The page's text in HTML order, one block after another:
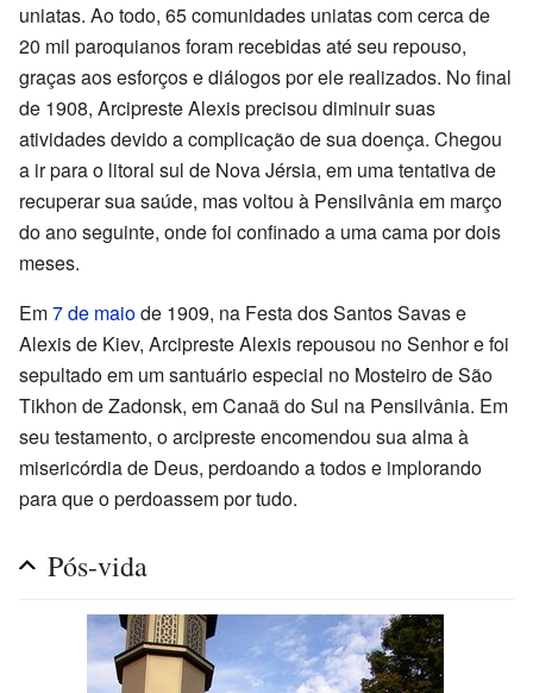
uniatas. Ao todo, 65 comunidades uniatas com cerca de
20 mil paroquianos foram recebidas até seu repouso,
graças aos esforços e diálogos por ele realizados. No final
de 1908, Arcipreste Alexis precisou diminuir suas
atividades devido a complicação de sua doença. Chegou
a ir para o litoral sul de Nova Jérsia, em uma tentativa de
recuperar sua saúde, mas voltou à Pensilvânia em março
do ano seguinte, onde foi confinado a uma cama por dois
meses.
Em7 de maiode 1909, na Festa dos Santos Savas e
Alexis de Kiev, Arcipreste Alexis repousou no Senhor e foi
sepultado em um santuário especial no Mosteiro de São
Tikhon de Zadonsk, em Canaã do Sul na Pensilvânia. Em
seu testamento, o arcipreste encomendou sua alma à
misericórdia de Deus, perdoando a todos e implorando
para que o perdoassem por tudo.
Pós-vida